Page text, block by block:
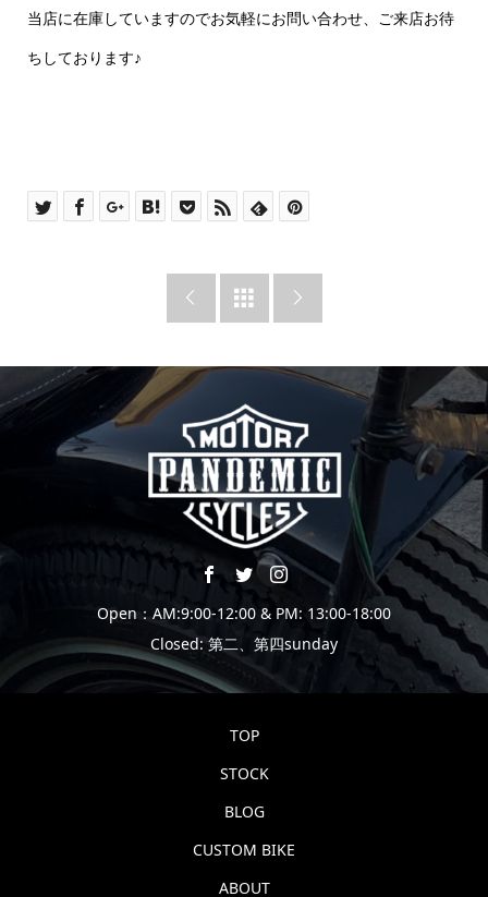
当店に在庫していますのでお気軽にお問い合わせ、ご来店お待
ちしております♪
  
Open：AM:9:00-12:00 & PM: 13:00-18:00
Closed: 第二、第四sunday
TOP
STOCK
BLOG
CUSTOM BIKE
ABOUT